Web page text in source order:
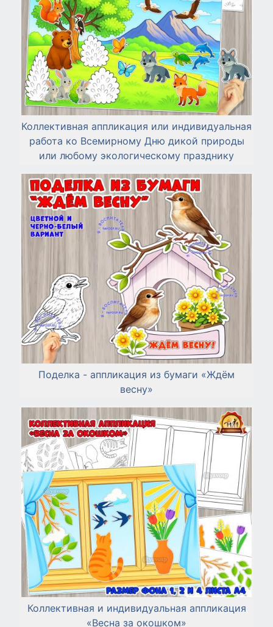
Коллективная аппликация или индивидуальная
работа ко Всемирному Дню дикой природы
или любому экологическому празднику
Поделка - аппликация из бумаги «Ждём
весну»
Коллективная и индивидуальная аппликация
«Весна за окошком»